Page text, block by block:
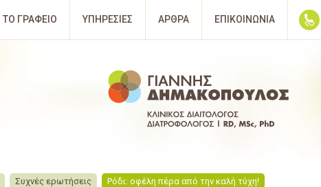
ΤΟ ΓΡΑΦΕΙΟ ΥΠΗΡΕΣΙΕΣ ΑΡΘΡΑ ΕΠΙΚΟΙΝΩΝΙΑ
Συχνές ερωτήσεις Ρόδι: οφέλη πέρα από την καλή τύχη!